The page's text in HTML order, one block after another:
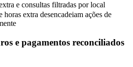
e consultas filtradas por local
horas extra desencadeiam ações de
e pagamentos reconciliados